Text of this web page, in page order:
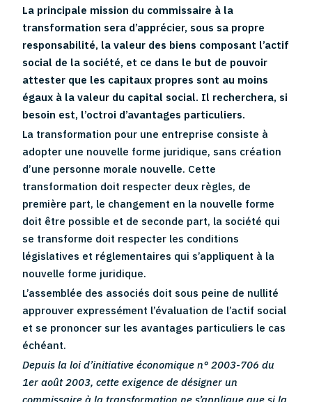
La principale mission du commissaire à la
transformation sera d’apprécier, sous sa propre
responsabilité, la valeur des biens composant l’actif
social de la société, et ce dans le but de pouvoir
attester que les capitaux propres sont au moins
égaux à la valeur du capital social. Il recherchera, si
besoin est, l’octroi d’avantages particuliers.
La transformation pour une entreprise consiste à
adopter une nouvelle forme juridique, sans création
d’une personne morale nouvelle. Cette
transformation doit respecter deux règles, de
première part, le changement en la nouvelle forme
doit être possible et de seconde part, la société qui
se transforme doit respecter les conditions
législatives et réglementaires qui s’appliquent à la
nouvelle forme juridique.
L’assemblée des associés doit sous peine de nullité
approuver expressément l’évaluation de l’actif social
et se prononcer sur les avantages particuliers le cas
échéant.
Depuis la loi d’initiative économique n° 2003-706 du
1er août 2003, cette exigence de désigner un